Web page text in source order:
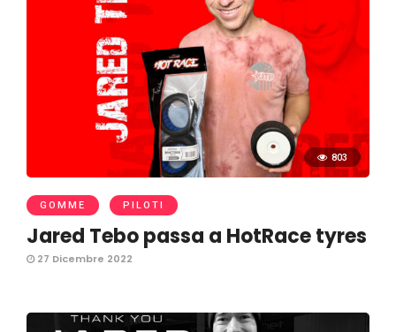
803
GOMME PILOTI
Jared Tebo passa a HotRace tyres
27 Dicembre 2022